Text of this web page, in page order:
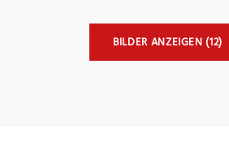
BILDER ANZEIGEN (12)